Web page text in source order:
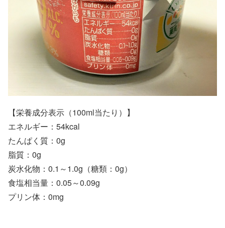
【栄養成分表示（100ml当たり）】
エネルギー：54kcal
たんぱく質：0g
脂質：0g
炭水化物：0.1～1.0g（糖類：0g）
食塩相当量：0.05～0.09g
プリン体：0mg